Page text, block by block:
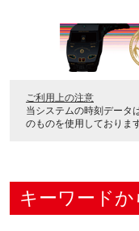
ご利用上の注意
当システムの時刻データは
のものを使用しております
キーワードか